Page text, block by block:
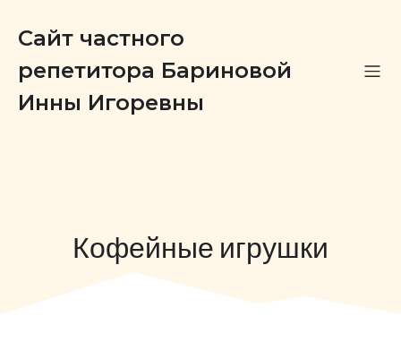
Сайт частного
репетитора Бариновой
Инны Игоревны
Кофейные игрушки